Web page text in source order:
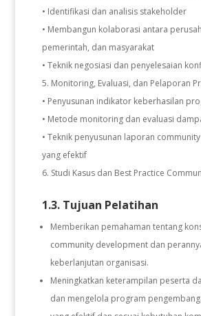
• Identifikasi dan analisis stakeholder
• Membangun kolaborasi antara
pemerintah, dan masyarakat
• Teknik negosiasi dan penyelesaian
Monitoring, Evaluasi, dan Pelaporan
• Penyusunan indikator keberhasilan
• Metode monitoring dan evaluasi
• Teknik penyusunan laporan
yang efektif
Studi Kasus dan Best Practice
1.3. Tujuan Pelatihan
Memberikan pemahaman tentang
community development dan
keberlanjutan organisasi.
Meningkatkan keterampilan peserta
dan mengelola program